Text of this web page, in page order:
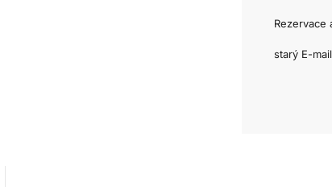
Rezervace
starý E-mail